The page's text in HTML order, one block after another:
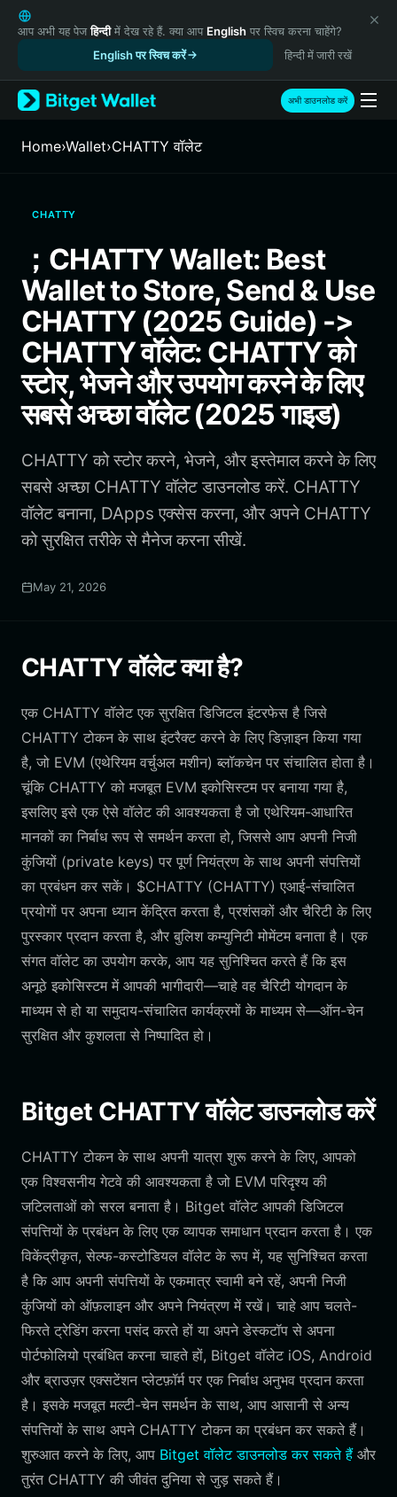
English
日本語
Русский
Español (Latinoamérica)
Türkçe
Italiano
繁體中文
Português (Portugal)
Bahasa Indonesia
ภาษาไทย
Español
Português (Brasil)
Español (Argentina)
आप अभी यह पेजहिन्दीमें देख रहे हैं. क्या आप English पर स्विच करना चाहेंगे?
English पर स्विच करें
हिन्दी में जारी रखें
अभी डाउनलोड करें
Home›Wallet›CHATTY वॉलेट
CHATTY
；CHATTY Wallet: Best
Wallet to Store, Send & Use
CHATTY (2025 Guide) ->
CHATTY वॉलेट: CHATTY को
स्टोर, भेजने और उपयोग करने के लिए
सबसे अच्छा वॉलेट (2025 गाइड)
CHATTY को स्टोर करने, भेजने, और इस्तेमाल करने के लिए
सबसे अच्छा CHATTY वॉलेट डाउनलोड करें. CHATTY
वॉलेट बनाना, DApps एक्सेस करना, और अपने CHATTY
को सुरक्षित तरीके से मैनेज करना सीखें.
May 21, 2026
CHATTY वॉलेट क्या है?
एक CHATTY वॉलेट एक सुरक्षित डिजिटल इंटरफेस है जिसे
CHATTY टोकन के साथ इंटरैक्ट करने के लिए डिज़ाइन किया गया
है, जो EVM (एथेरियम वर्चुअल मशीन) ब्लॉकचेन पर संचालित होता है।
चूंकि CHATTY को मजबूत EVM इकोसिस्टम पर बनाया गया है,
इसलिए इसे एक ऐसे वॉलेट की आवश्यकता है जो एथेरियम-आधारित
मानकों का निर्बाध रूप से समर्थन करता हो, जिससे आप अपनी निजी
कुंजियों (private keys) पर पूर्ण नियंत्रण के साथ अपनी संपत्तियों
का प्रबंधन कर सकें। $CHATTY (CHATTY) एआई-संचालित
प्रयोगों पर अपना ध्यान केंद्रित करता है, प्रशंसकों और चैरिटी के लिए
पुरस्कार प्रदान करता है, और बुलिश कम्युनिटी मोमेंटम बनाता है। एक
संगत वॉलेट का उपयोग करके, आप यह सुनिश्चित करते हैं कि इस
अनूठे इकोसिस्टम में आपकी भागीदारी—चाहे वह चैरिटी योगदान के
माध्यम से हो या समुदाय-संचालित कार्यक्रमों के माध्यम से—ऑन-चेन
सुरक्षित और कुशलता से निष्पादित हो।
Bitget CHATTY वॉलेट डाउनलोड करें
CHATTY टोकन के साथ अपनी यात्रा शुरू करने के लिए, आपको
एक विश्वसनीय गेटवे की आवश्यकता है जो EVM परिदृश्य की
जटिलताओं को सरल बनाता है। Bitget वॉलेट आपकी डिजिटल
संपत्तियों के प्रबंधन के लिए एक व्यापक समाधान प्रदान करता है। एक
विकेंद्रीकृत, सेल्फ-कस्टोडियल वॉलेट के रूप में, यह सुनिश्चित करता
है कि आप अपनी संपत्तियों के एकमात्र स्वामी बने रहें, अपनी निजी
कुंजियों को ऑफ़लाइन और अपने नियंत्रण में रखें। चाहे आप चलते-
फिरते ट्रेडिंग करना पसंद करते हों या अपने डेस्कटॉप से अपना
पोर्टफोलियो प्रबंधित करना चाहते हों, Bitget वॉलेट iOS, Android
और ब्राउज़र एक्सटेंशन प्लेटफ़ॉर्म पर एक निर्बाध अनुभव प्रदान करता
है। इसके मजबूत मल्टी-चेन समर्थन के साथ, आप आसानी से अन्य
संपत्तियों के साथ अपने CHATTY टोकन का प्रबंधन कर सकते हैं।
शुरुआत करने के लिए, आप Bitget वॉलेट डाउनलोड कर सकते हैंऔर
तुरंत CHATTY की जीवंत दुनिया से जुड़ सकते हैं।